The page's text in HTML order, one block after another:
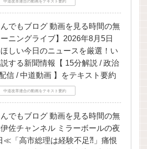
中道改革連合の動画をテキスト要約
でもブログ 動画を見る時間の無
ニングライブ】2026年8月5日
ほしい今日のニュースを厳選！い
する新聞情報【 15分解説 / 政治
信 / 中道動画 】をテキスト要約
中道改革連合の動画をテキスト要約
でもブログ 動画を見る時間の無
チャンネル ミラーボールの夜
≪「高市総理は経験不足⁈」痛恨